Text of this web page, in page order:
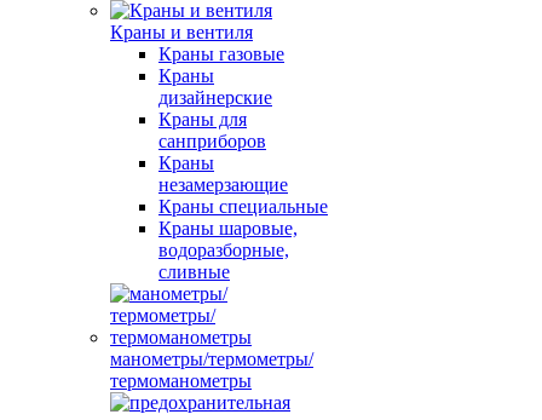
Краны и вентиля
Краны газовые
Краны
дизайнерские
Краны для
санприборов
Краны
незамерзающие
Краны специальные
Краны шаровые,
водоразборные,
сливные
манометры/термометры/
термоманометры